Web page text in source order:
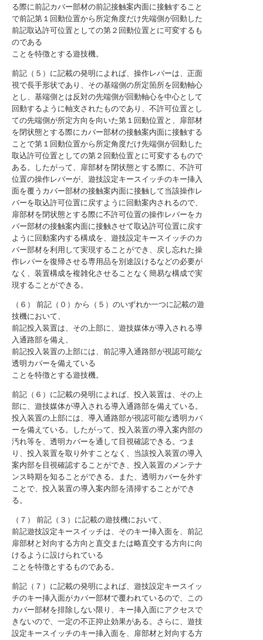
る際に前記カバー部材の前記接触案内面に接触すること
で前記第１回動位置から所定角度だけ先端側が回動した
前記取込許可位置としての第２回動位置とに可変するも
のである
ことを特徴とする遊技機。
前記（５）に記載の発明によれば、操作レバーは、正面
視で長手形状であり、その基端側の所定箇所を回動軸心
とし、基端側とは反対の先端側が回動軸心を中心として
回動するように軸支されたものであり、不許可位置とし
ての先端側が所定方向を向いた第１回動位置と、扉部材
を閉状態とする際にカバー部材の接触案内面に接触する
ことで第１回動位置から所定角度だけ先端側が回動した
取込許可位置としての第２回動位置とに可変するもので
ある。したがって、扉部材を閉状態とする際に、不許可
位置の操作レバーが、遊技設定キースイッチのキー挿入
面を覆うカバー部材の接触案内面に接触して当該操作レ
バーを取込許可位置に戻すように回動案内されるので、
扉部材を閉状態とする際に不許可位置の操作レバーをカ
バー部材の接触案内面に接触させて取込許可位置に戻す
ように回動案内する構成を、遊技設定キースイッチのカ
バー部材を利用して実現することができ、戻し忘れた操
作レバーを復帰させる専用品を別途設けるなどの必要が
なく、装置構成を複雑化させることなく簡易な構成で実
現することができる。
（６） 前記（０）から（５）のいずれか一つに記載の遊
技機において、
前記投入装置は、その上部に、遊技媒体が導入される導
入通路部を備え、
前記投入装置の上部には、前記導入通路部が視認可能な
透明カバーを備えている
ことを特徴とする遊技機。
前記（６）に記載の発明によれば、投入装置は、その上
部に、遊技媒体が導入される導入通路部を備えている。
投入装置の上部には、導入通路部が視認可能な透明カバ
ーを備えている。したがって、投入装置の導入案内部の
汚れ等を、透明カバーを通して目視確認できる。つま
り、投入装置を取り外すことなく、当該投入装置の導入
案内部を目視確認することができ、投入装置のメンテナ
ンス時期を知ることができる。また、透明カバーを外す
ことで、投入装置の導入案内部を清掃することができ
る。
（７） 前記（３）に記載の遊技機において、
前記遊技設定キースイッチは、そのキー挿入面を、前記
扉部材と対向する方向と直交または略直交する方向に向
けるように設けられている
ことを特徴とするものである。
前記（７）に記載の発明によれば、遊技設定キースイッ
チのキー挿入面がカバー部材で覆われているので、この
カバー部材を排除しない限り、キー挿入面にアクセスで
きないので、一定の不正抑止効果がある。さらに、遊技
設定キースイッチのキー挿入面を、扉部材と対向する方